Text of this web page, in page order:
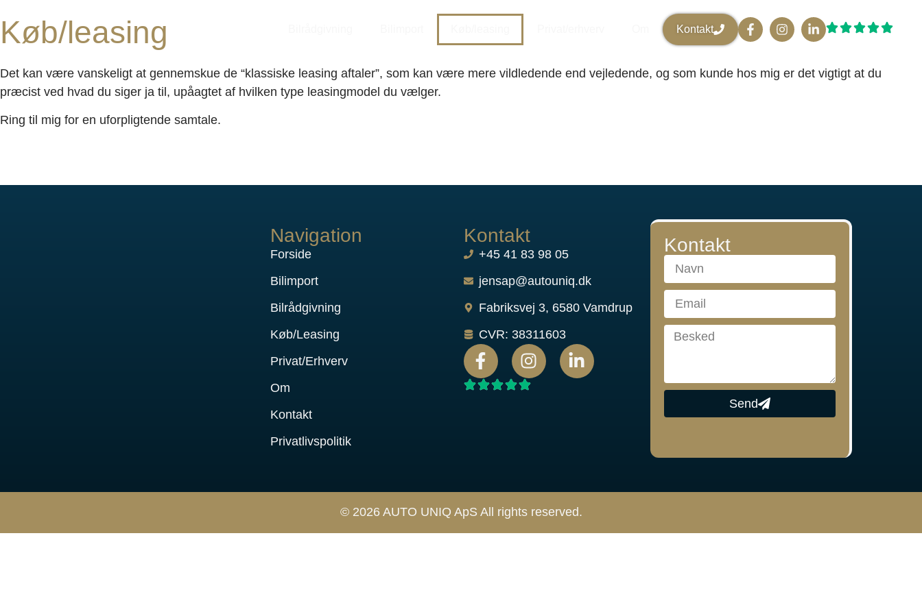
Kontakt
Køb/leasing
Det kan være vanskeligt at gennemskue de “klassiske leasing aftaler”, som kan være mere vildledende end vejledende, og som kunde hos mig er det vigtigt at du
præcist ved hvad du siger ja til, upåagtet af hvilken type leasingmodel du vælger.
Ring til mig for en uforpligtende samtale.
Navigation
Forside
Bilimport
Bilrådgivning
Køb/Leasing
Privat/Erhverv
Om
Kontakt
Privatlivspolitik
Kontakt
+45 41 83 98 05
jensap@autouniq.dk
Fabriksvej 3, 6580 Vamdrup
CVR: 38311603
Kontakt
Send
© 2026 AUTO UNIQ ApS All rights reserved.